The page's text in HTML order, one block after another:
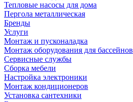
Тепловые насосы для дома
Пергола металлическая
Бренды
Услуги
Монтаж и пусконаладка
Монтаж оборудования для бассейнов
Сервисные службы
Сборка мебели
Настройка электроники
Монтаж кондиционеров
Установка сантехники